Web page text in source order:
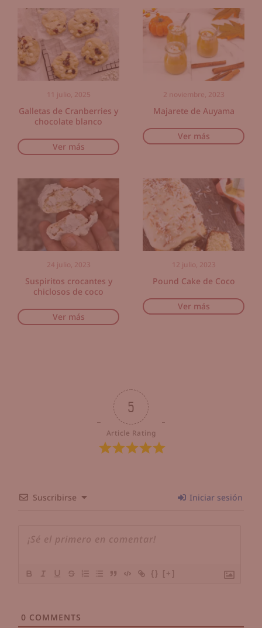
11 julio, 2025
Galletas de Cranberries y
chocolate blanco
Ver más
2 noviembre, 2023
Majarete de Auyama
Ver más
24 julio, 2023
Suspiritos crocantes y
chiclosos de coco
Ver más
12 julio, 2023
Pound Cake de Coco
Ver más
5
Article Rating
Suscribirse Iniciar sesión
{} [+]
0 COMMENTS